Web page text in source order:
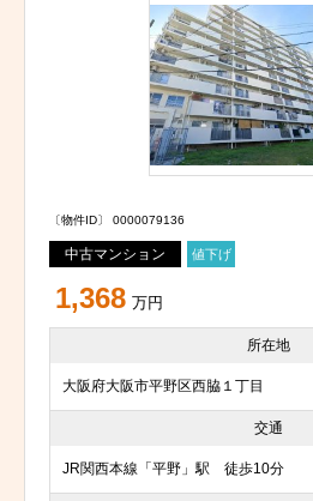
〔物件ID〕 0000079136
中古マンション 値下げ
1,368 万円
所在地
大阪府大阪市平野区西脇１丁目
交通
JR関西本線「平野」駅 徒歩10分